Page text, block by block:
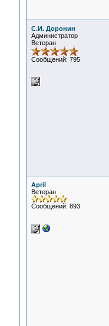
С.И. Доронин
Администратор
Ветеран
Сообщений: 795
April
Ветеран
Сообщений: 893